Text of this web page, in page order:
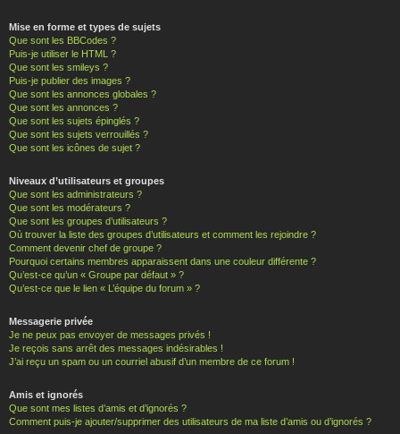
Mise en forme et types de sujets
Que sont les BBCodes ?
Puis-je utiliser le HTML ?
Que sont les smileys ?
Puis-je publier des images ?
Que sont les annonces globales ?
Que sont les annonces ?
Que sont les sujets épinglés ?
Que sont les sujets verrouillés ?
Que sont les icônes de sujet ?
Niveaux d’utilisateurs et groupes
Que sont les administrateurs ?
Que sont les modérateurs ?
Que sont les groupes d’utilisateurs ?
Où trouver la liste des groupes d’utilisateurs et comment les rejoindre ?
Comment devenir chef de groupe ?
Pourquoi certains membres apparaissent dans une couleur différente ?
Qu’est-ce qu’un « Groupe par défaut » ?
Qu’est-ce que le lien « L’équipe du forum » ?
Messagerie privée
Je ne peux pas envoyer de messages privés !
Je reçois sans arrêt des messages indésirables !
J’ai reçu un spam ou un courriel abusif d’un membre de ce forum !
Amis et ignorés
Que sont mes listes d’amis et d’ignorés ?
Comment puis-je ajouter/supprimer des utilisateurs de ma liste d’amis ou d’ignorés ?